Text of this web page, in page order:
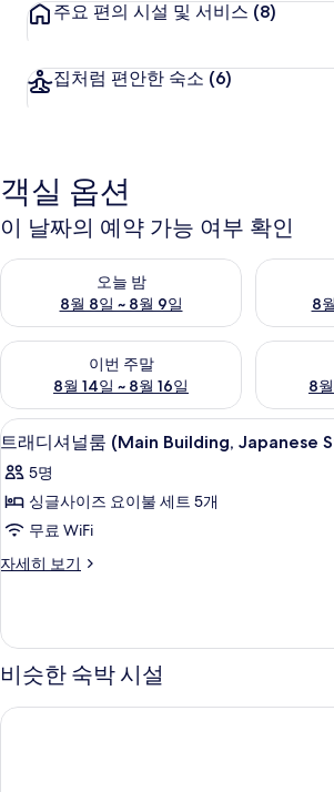
주요 편의 시설 및 서비스 (8)
집처럼 편안한 숙소 (6)
객실 옵션
이 날짜의 예약 가능 여부 확인
오늘 밤
8월 8일 ~ 8월 9일
오늘 밤 예약 가능 여부 확인, 8월 8일 ~ 8월
8
내일 예
이번 주말
8월 14일 ~ 8월 16일
이번 주말 예약 가능 여부 확인, 8월 14일 ~ 8
8
다음 주
트
래
디
셔
룸
Building,
Japanese
Style)
사
트래디셔널
2
트래디셔널룸 (Main Building, Japanese
5명
싱글사이즈 요이불 세트 5개
무료 WiFi
자세히 보기
트
널
룸
(Main
Building,
Japanese
비슷한 숙박 시설
타케오 온센 교토야